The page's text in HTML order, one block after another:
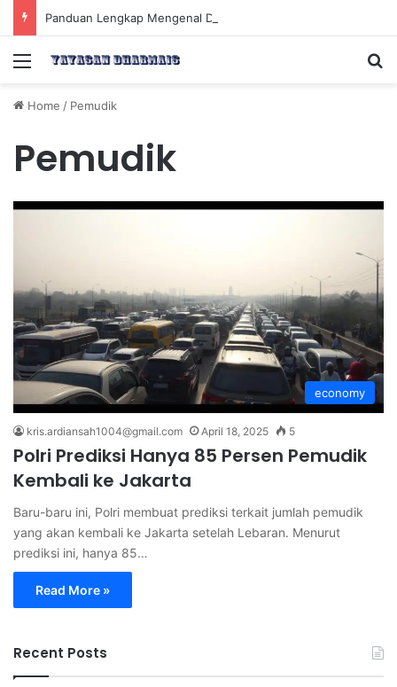
Menu
Home / Pemudik
Pemudik
economy
kris.ardiansah1004@gmail.com April 18, 2025 5
Polri Prediksi Hanya 85 Persen Pemudik
Kembali ke Jakarta
Baru-baru ini, Polri membuat prediksi terkait jumlah pemudik
yang akan kembali ke Jakarta setelah Lebaran. Menurut
prediksi ini, hanya 85…
Read More »
Recent Posts